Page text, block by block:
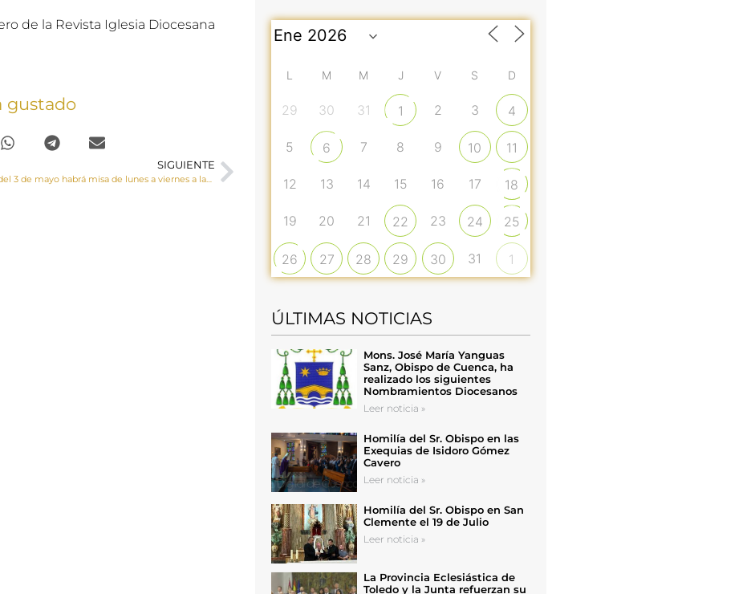
de la Revista Iglesia Diocesana
gustado
SIGUIENTE
A partir del 3 de mayo habrá misa de lunes a viernes a las 7:35 horas en el Hospital Virgen de la luz
L M M J V S D
29 30 31 1 2 3 4
5 6 7 8 9 10 11
12 13 14 15 16 17 18
19 20 21 22 23 24 25
26 27 28 29 30 31 1
ÚLTIMAS NOTICIAS
Mons. José María Yanguas
Sanz, Obispo de Cuenca, ha
realizado los siguientes
Nombramientos Diocesanos
Leer noticia »
Homilía del Sr. Obispo en las
Exequias de Isidoro Gómez
Cavero
Leer noticia »
Homilía del Sr. Obispo en San
Clemente el 19 de Julio
Leer noticia »
La Provincia Eclesiástica de
Toledo y la Junta refuerzan su